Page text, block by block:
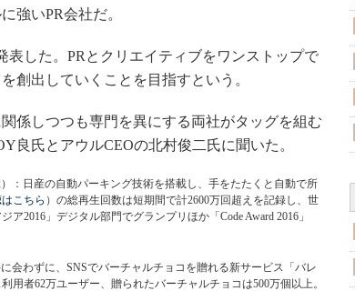
強いPR会社だ。
した。PRとクリエイティブをワンストップで
創出していくことを目指すという。
係しつつも専門を異にする両社がタッグを組む
良氏とアウルCEOの北村俊二氏に聞いた。
）：日産の自動パーキング技術を搭載し、手をたたくと自動で所
こちら ）の総再生回数は短期間で計2600万回超えを記録し、世
2016」デジタル部門でグランプリほか「Code Award 2016」
会わずに、SNSでバーチャルチョコを贈れる新サービス「バレ
用者62万ユーザー、贈られたバーチャルチョコは500万個以上。